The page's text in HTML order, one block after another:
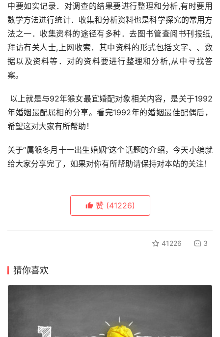
中要如实记录．对调查的结果要进行整理和分析,有时要用
数学方法进行统计．收集和分析资料也是科学探究的常用方
法之一．收集资料的途径有多种．去图书管查阅书刊报纸,
拜访有关人士,上网收索．其中资料的形式包括文字、、数
据以及资料等．对的资料要进行整理和分析,从中寻找答
案。
年婚姻最配属相的分享。看完1992年的婚姻最佳配偶后，
希望这对大家有所帮助！
关于“属猴冬月十一出生婚姻”这个话题的介绍，今天小编就
给大家分享完了，如果对你有所帮助请保持对本站的关注！
赞 (41226)
41226 3
猜你喜欢